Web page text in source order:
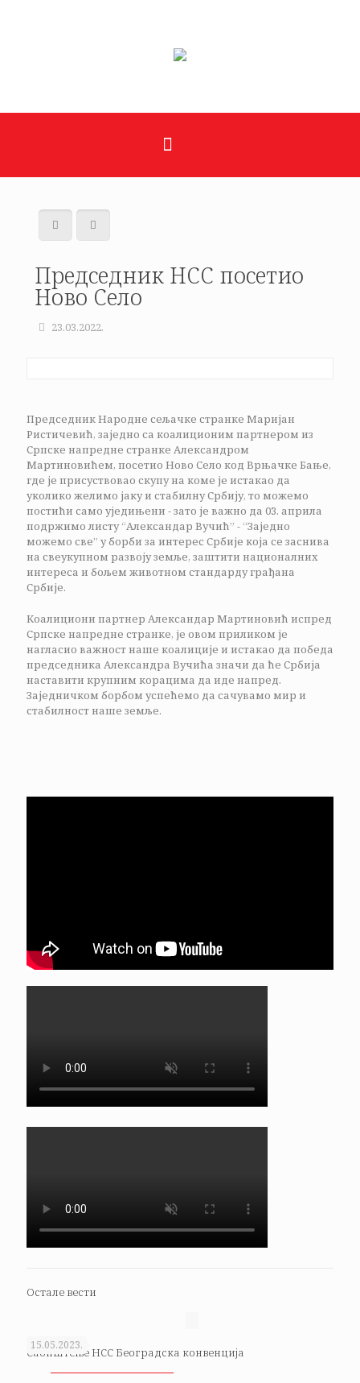
Председник НСС посетио
Ново Село
23.03.2022.
Председник Народне сељачке странке Маријан
Ристичевић, заједно са коалиционим партнером из
Српске напредне странке Александром
Мартиновићем, посетио Ново Село код Врњачке Бање,
где је присуствовао скупу на коме је истакао да
уколико желимо јаку и стабилну Србију, то можемо
постићи само уједињени - зато је важно да 03. априла
подржимо листу “Александар Вучић” - “Заједно
можемо све” у борби за интерес Србије која се заснива
на свеукупном развоју земље, заштити националних
интереса и бољем животном стандарду грађана
Србије.
Коалициони партнер Александар Мартиновић испред
Српске напредне странке, је овом приликом је
нагласио важност наше коалиције и истакао да победа
председника Александра Вучића значи да ће Србија
наставити крупним корацима да иде напред.
Заједничком борбом успећемо да сачувамо мир и
стабилност наше земље.
Остале вести
15.05.2023.
Саопштење НСС Београдска конвенција